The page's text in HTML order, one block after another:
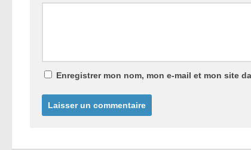
Enregistrer mon nom, mon e-mail et mon site